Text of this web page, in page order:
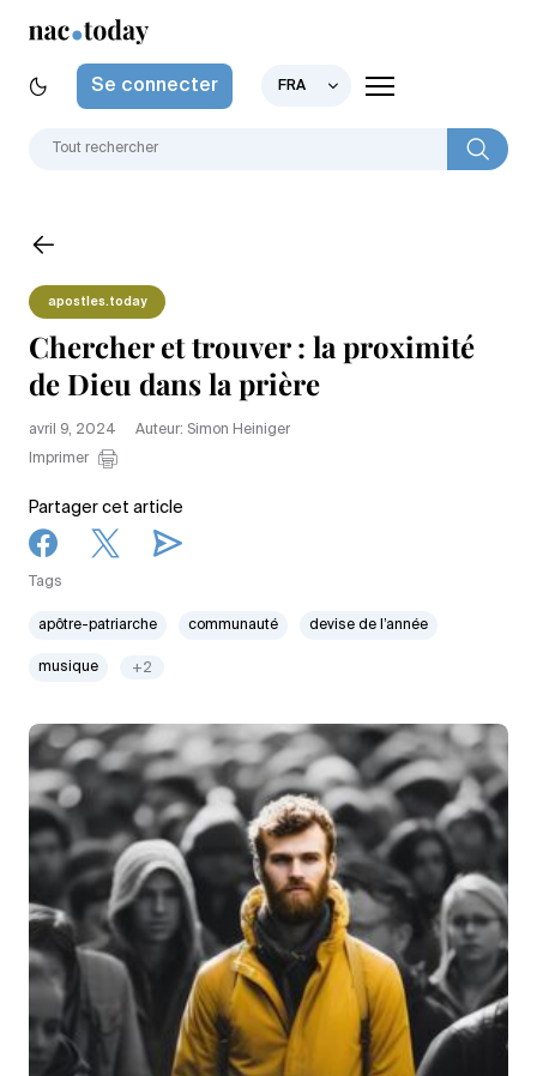
Se connecter FRA
apostles.today
Chercher et trouver : la proximité
de Dieu dans la prière
avril 9, 2024
Auteur: Simon Heiniger
Imprimer
Partager cet article
Tags
apôtre-patriarche communauté devise de l’année
musique +2